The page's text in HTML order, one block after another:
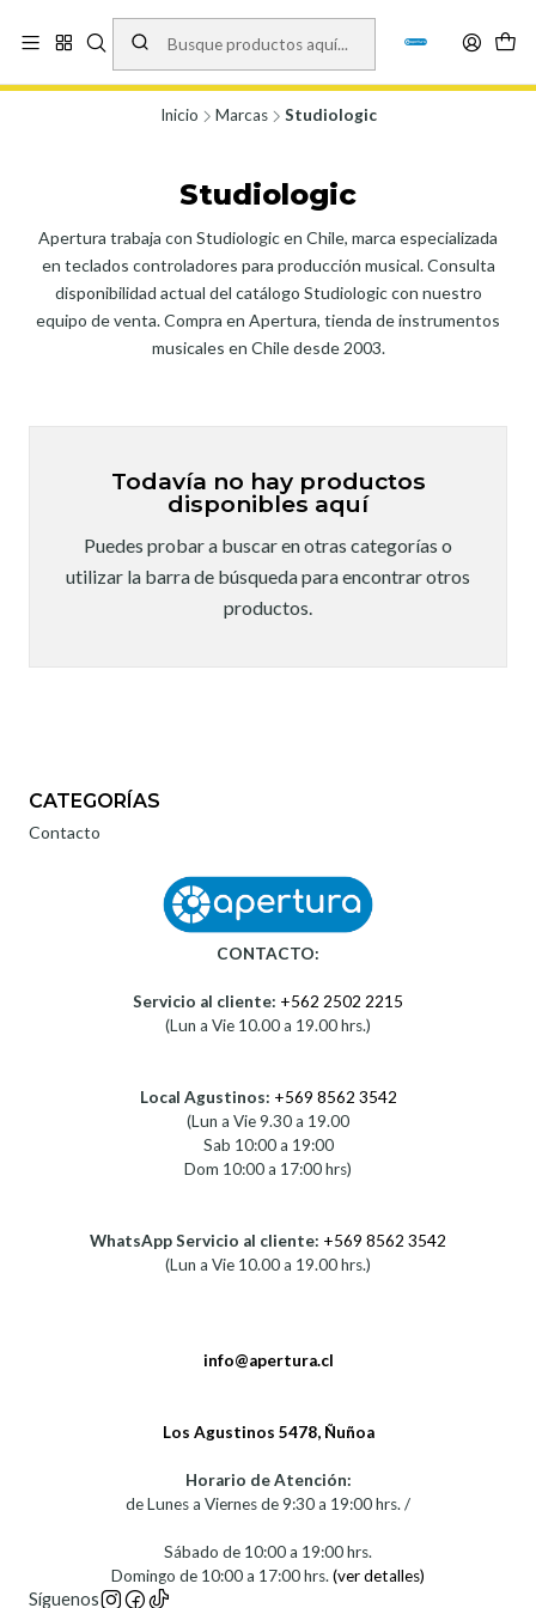
Vísita nuestro local en Los Agustinos 5478, Ñuñoa. Lunes a Viernes 9.30 a
19.00, Sábados 10:00 a 19:00 y Domingos de 10:00 a 17:00
Inicio Marcas Studiologic
Studiologic
Apertura trabaja con Studiologic en Chile, marca especializada
en teclados controladores para producción musical. Consulta
disponibilidad actual del catálogo Studiologic con nuestro
equipo de venta. Compra en Apertura, tienda de instrumentos
musicales en Chile desde 2003.
Todavía no hay productos
disponibles aquí
Puedes probar a buscar en otras categorías o
utilizar la barra de búsqueda para encontrar otros
productos.
CATEGORÍAS
Contacto
CONTACTO:
Servicio al cliente: +562 2502 2215
(Lun a Vie 10.00 a 19.00 hrs.)
Local Agustinos: +569 8562 3542
(Lun a Vie 9.30 a 19.00
Sab 10:00 a 19:00
Dom 10:00 a 17:00 hrs)
WhatsApp Servicio al cliente: +569 8562 3542
(Lun a Vie 10.00 a 19.00 hrs.)
info@apertura.cl
Los Agustinos 5478, Ñuñoa
Horario de Atención:
de Lunes a Viernes de 9:30 a 19:00 hrs. /
Sábado de 10:00 a 19:00 hrs.
Domingo de 10:00 a 17:00 hrs.(ver detalles)
Síguenos